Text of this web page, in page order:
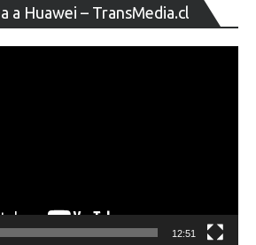
a Huawei – TransMedia.cl
de
12:51